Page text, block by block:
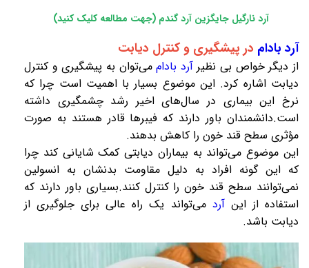
آرد نارگیل جایگزین آرد گندم (جهت مطالعه کلیک کنید)
آرد بادام در پیشگیری و کنترل دیابت
از دیگر خواص بی نظیرآرد باداممی‌توان به پیشگیری و کنترل
دیابت اشاره کرد. این موضوع بسیار با اهمیت است چرا که
نرخ این بیماری در سال‌های اخیر رشد چشمگیری داشته
است.دانشمندان باور دارند که فیبرها قادر هستند به صورت
مؤثری سطح قند خون را کاهش بدهند.
این موضوع می‌تواند به بیماران دیابتی کمک شایانی کند چرا
که این گونه افراد به دلیل مقاومت بدنشان به انسولین
نمی‌توانند سطح قند خون را کنترل کنند.بسیاری باور دارند که
استفاده از اینآرد می‌تواند یک راه عالی برای جلوگیری از
دیابت باشد.